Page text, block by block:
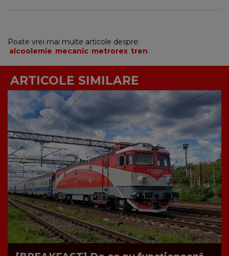
Poate vrei mai multe articole despre:
alcoolemie mecanic metrorex tren
ARTICOLE SIMILARE